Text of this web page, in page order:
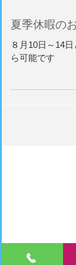
夏季休暇の
８月10日～14
ら可能です